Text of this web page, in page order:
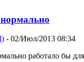
- 02/Июл/2013 08:34
работало бы